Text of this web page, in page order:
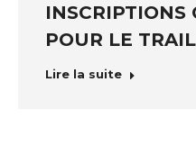
INSCRIPTIONS
POUR LE
Lire la suite